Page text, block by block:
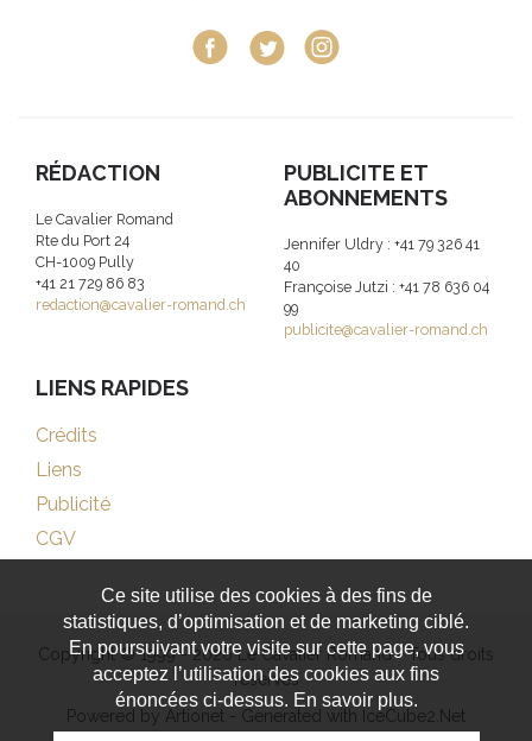
RÉDACTION
Le Cavalier Romand
Rte du Port 24
CH-1009 Pully
+41 21 729 86 83
redaction@cavalier-romand.ch
PUBLICITE ET
ABONNEMENTS
Jennifer Uldry : +41 79 326 41
40
Françoise Jutzi : +41 78 636 04
99
publicite@cavalier-romand.ch
LIENS RAPIDES
Crédits
Liens
Publicité
CGV
Copyright © 1999 - 2026 Le Cavalier Romand - Tous droits
réservés
Powered by Artionet - Generated with IceCube2.Net
Ce site utilise des cookies à des fins de
statistiques, d’optimisation et de marketing ciblé.
En poursuivant votre visite sur cette page, vous
acceptez l’utilisation des cookies aux fins
énoncées ci-dessus. En savoir plus.